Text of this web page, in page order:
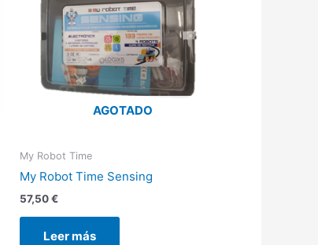
AGOTADO
My Robot Time
My Robot Time Sensing
57,50€
Leer más